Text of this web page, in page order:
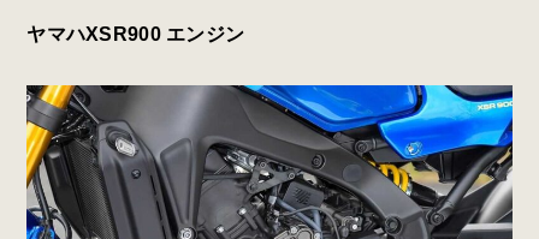
ヤマハXSR900 エンジン